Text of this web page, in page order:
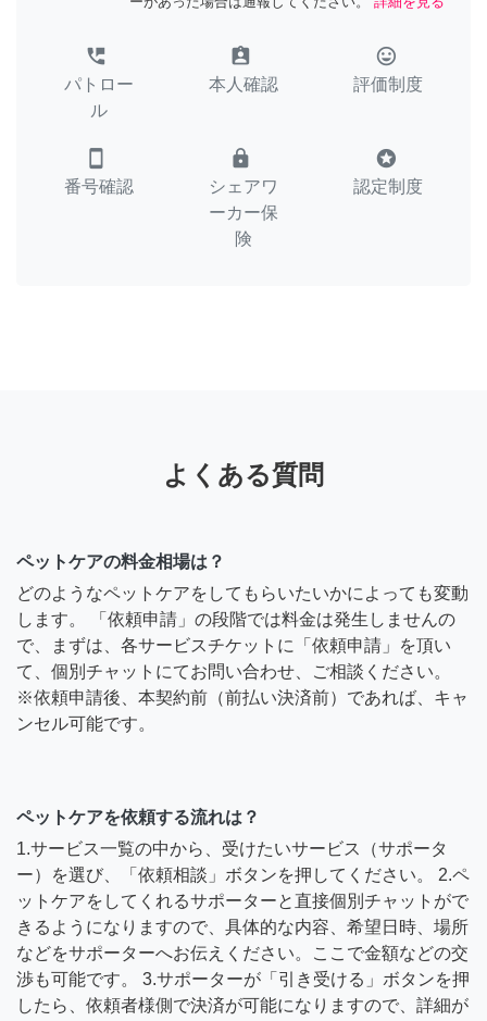
perm_phone_msg
パトロー
ル
assignment_ind
本人確認
tag_faces
評価制度
smartphone
番号確認
lock
シェアワ
ーカー保
険
stars
認定制度
よくある質問
ペットケアの料金相場は？
どのようなペットケアをしてもらいたいかによっても変動
します。 「依頼申請」の段階では料金は発生しませんの
で、まずは、各サービスチケットに「依頼申請」を頂い
て、個別チャットにてお問い合わせ、ご相談ください。
※依頼申請後、本契約前（前払い決済前）であれば、キャ
ンセル可能です。
ペットケアを依頼する流れは？
1.サービス一覧の中から、受けたいサービス（サポータ
ー）を選び、「依頼相談」ボタンを押してください。 2.ペ
ットケアをしてくれるサポーターと直接個別チャットがで
きるようになりますので、具体的な内容、希望日時、場所
などをサポーターへお伝えください。ここで金額などの交
渉も可能です。 3.サポーターが「引き受ける」ボタンを押
したら、依頼者様側で決済が可能になりますので、詳細が